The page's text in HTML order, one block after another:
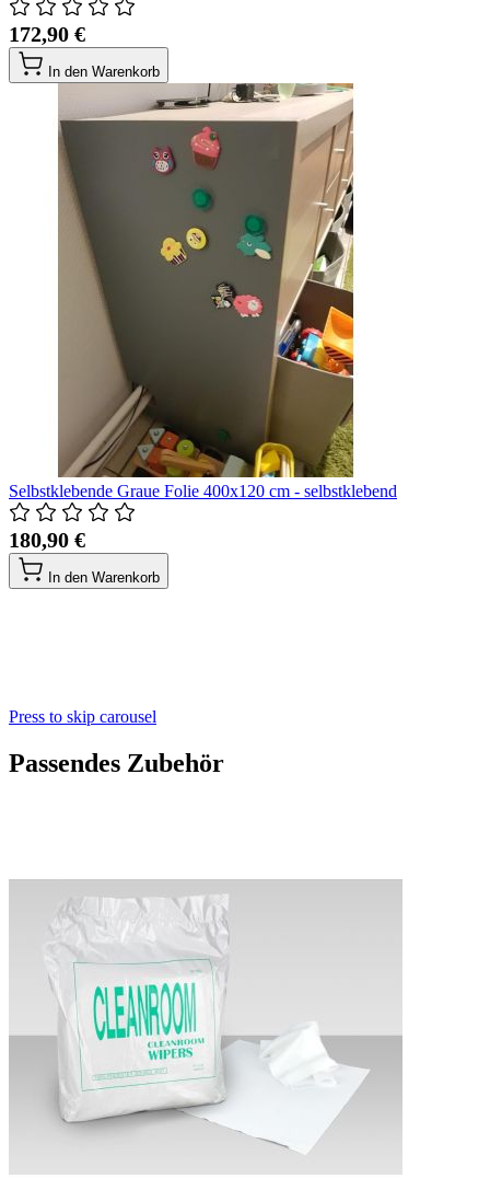
172,90 €
In den Warenkorb
Selbstklebende Graue Folie 400x120 cm - selbstklebend
180,90 €
In den Warenkorb
Press to skip carousel
Passendes Zubehör